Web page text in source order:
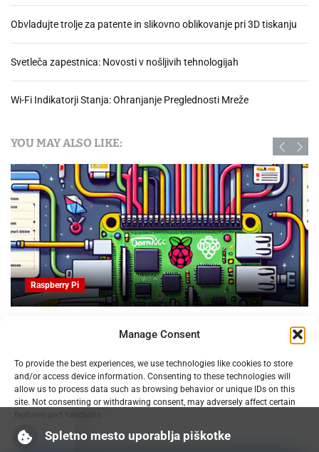
Manage Consent
To provide the best experiences, we use technologies like cookies to store
and/or access device information. Consenting to these technologies will
allow us to process data such as browsing behavior or unique IDs on this
site. Not consenting or withdrawing consent, may adversely affect certain
features and functions.
Manage services
Obvladujte trolje za patente in slikovno oblikovanje pri 3D tiskanju
Svetleča zapestnica: Novosti v nošljivih tehnologijah
Wi-Fi Indikatorji Stanja: Ohranjanje Preglednosti Mreže
YOU MAY ALSO LIKE:
Raspberry Pi
Obvladujte trolje za patente in slikovno
07.02.2025
Spletno mesto uporablja piškotke